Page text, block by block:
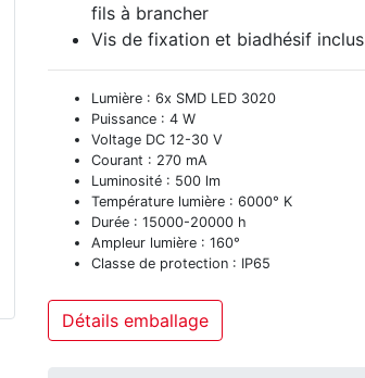
fils à brancher
Vis de fixation et biadhésif inclus
Lumière : 6x SMD LED 3020
Puissance : 4 W
Voltage DC 12-30 V
Courant : 270 mA
Luminosité : 500 lm
Température lumière : 6000° K
Durée : 15000-20000 h
Ampleur lumière : 160°
Classe de protection : IP65
Détails emballage